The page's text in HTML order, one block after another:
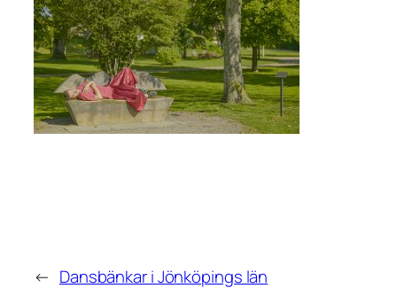
← Dansbänkar i Jönköpings län